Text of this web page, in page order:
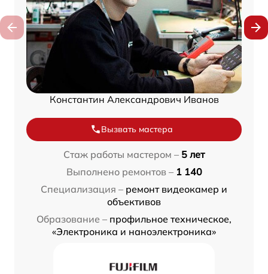
Константин Александрович Иванов
Вызвать мастера
Стаж работы мастером – 5 лет
Выполнено ремонтов – 1 140
Специализация – ремонт видеокамер и
объективов
Образование – профильное техническое,
«Электроника и наноэлектроника»